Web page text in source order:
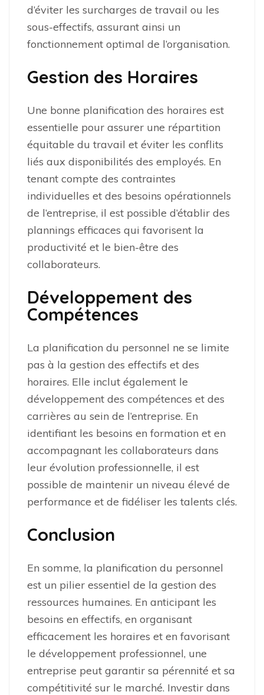
d’éviter les surcharges de travail ou les
sous-effectifs, assurant ainsi un
fonctionnement optimal de l’organisation.
Gestion des Horaires
Une bonne planification des horaires est
essentielle pour assurer une répartition
équitable du travail et éviter les conflits
liés aux disponibilités des employés. En
tenant compte des contraintes
individuelles et des besoins opérationnels
de l’entreprise, il est possible d’établir des
plannings efficaces qui favorisent la
productivité et le bien-être des
collaborateurs.
Développement des
Compétences
La planification du personnel ne se limite
pas à la gestion des effectifs et des
horaires. Elle inclut également le
développement des compétences et des
carrières au sein de l’entreprise. En
identifiant les besoins en formation et en
accompagnant les collaborateurs dans
leur évolution professionnelle, il est
possible de maintenir un niveau élevé de
performance et de fidéliser les talents clés.
Conclusion
En somme, la planification du personnel
est un pilier essentiel de la gestion des
ressources humaines. En anticipant les
besoins en effectifs, en organisant
efficacement les horaires et en favorisant
le développement professionnel, une
entreprise peut garantir sa pérennité et sa
compétitivité sur le marché. Investir dans